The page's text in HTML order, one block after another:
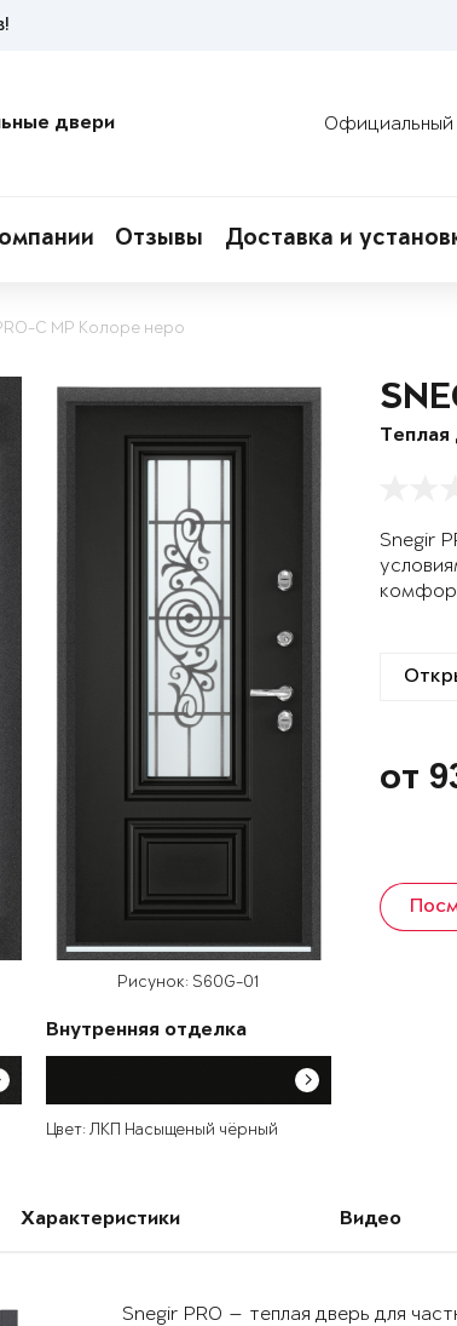
двери Официальный
Отзывы Доставка и
C MP Колоре неро
Рисунок: S60G-01
Внутренняя отделка
Цвет: ЛКП Насыщеный чёрный
Теплая
Snegir
от
Характеристики Видео
Snegir PRO — теплая дверь для